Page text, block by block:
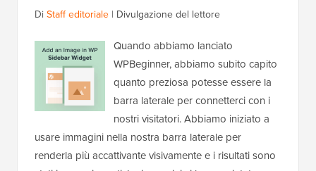
DiStaff editoriale | Divulgazione del lettore
Quando abbiamo lanciato
WPBeginner, abbiamo subito capito
quanto preziosa potesse essere la
barra laterale per connetterci con i
nostri visitatori. Abbiamo iniziato a
usare immagini nella nostra barra laterale per
renderla più accattivante visivamente e i risultati sono